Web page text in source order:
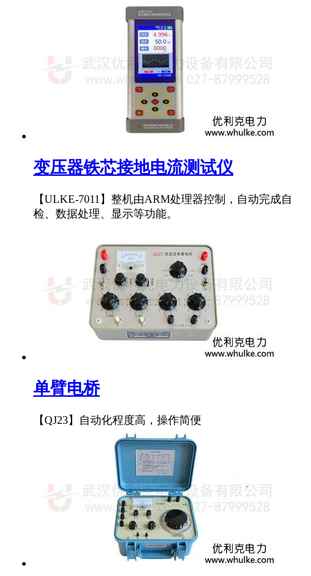
变压器铁芯接地电流测试仪
【ULKE-7011】整机由ARM处理器控制，自动完成自
检、数据处理、显示等功能。
单臂电桥
【QJ23】自动化程度高，操作简便